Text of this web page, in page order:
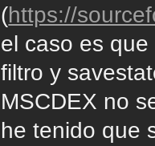
(https://
el caso es
filtro y
MSCDEX no
he tenido que